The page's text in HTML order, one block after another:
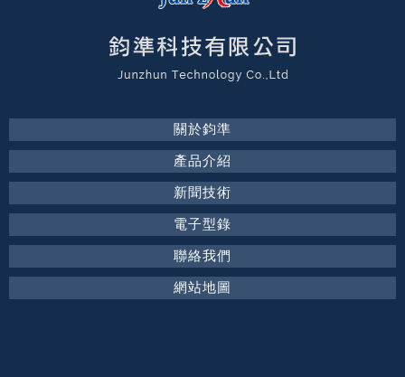
關於鈞準
產品介紹
新聞技術
電子型錄
聯絡我們
網站地圖